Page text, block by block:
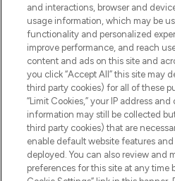
Cookie-
Do Not Sell or
HELP &
OVER
and interactions, browser and
usage information, which may be
functionality and personalized
improve performance, and reach
content and ads on this site and
you click “Accept All” this site may
third party cookies) for all of these
“Limit Cookies,” your IP address
information may still be collected
third party cookies) that are
enable default website features
deployed. You can also review and
preferences for this site at any time